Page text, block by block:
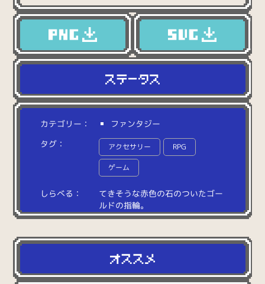
カテゴリー：
ファンタジー
タグ：
アクセサリー RPG
ゲーム
しらべる： てきそうな赤色の石のついたゴー
ルドの指輪。